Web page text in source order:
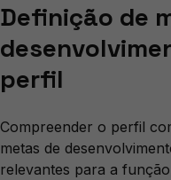
Definição de
perfil
Compreender o perfil
metas de
relevantes para a